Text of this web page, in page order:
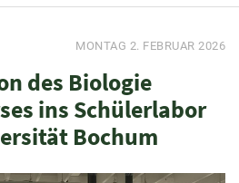
MONTAG 2. FEBRUAR 2026
des Biologie
ins Schülerlabor
Bochum